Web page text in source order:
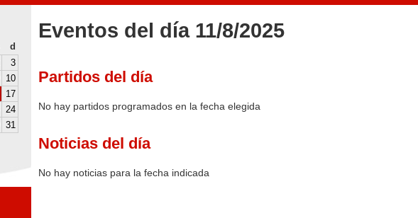
d
3
10
17
24
31
Eventos del día 11/8/2025
Partidos del día
No hay partidos programados en la fecha elegida
Noticias del día
No hay noticias para la fecha indicada